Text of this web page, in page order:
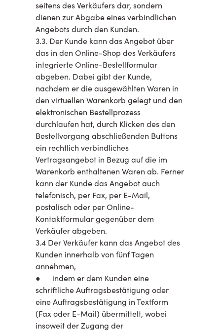
seitens des Verkäufers dar, sondern
dienen zur Abgabe eines verbindlichen
Angebots durch den Kunden.
3.3. Der Kunde kann das Angebot über
das in den Online-Shop des Verkäufers
integrierte Online-Bestellformular
abgeben. Dabei gibt der Kunde,
nachdem er die ausgewählten Waren in
den virtuellen Warenkorb gelegt und den
elektronischen Bestellprozess
durchlaufen hat, durch Klicken des den
Bestellvorgang abschließenden Buttons
ein rechtlich verbindliches
Vertragsangebot in Bezug auf die im
Warenkorb enthaltenen Waren ab. Ferner
kann der Kunde das Angebot auch
telefonisch, per Fax, per E-Mail,
postalisch oder per Online-
Kontaktformular gegenüber dem
Verkäufer abgeben.
3.4 Der Verkäufer kann das Angebot des
Kunden innerhalb von fünf Tagen
annehmen,
● indem er dem Kunden eine
schriftliche Auftragsbestätigung oder
eine Auftragsbestätigung in Textform
(Fax oder E-Mail) übermittelt, wobei
insoweit der Zugang der